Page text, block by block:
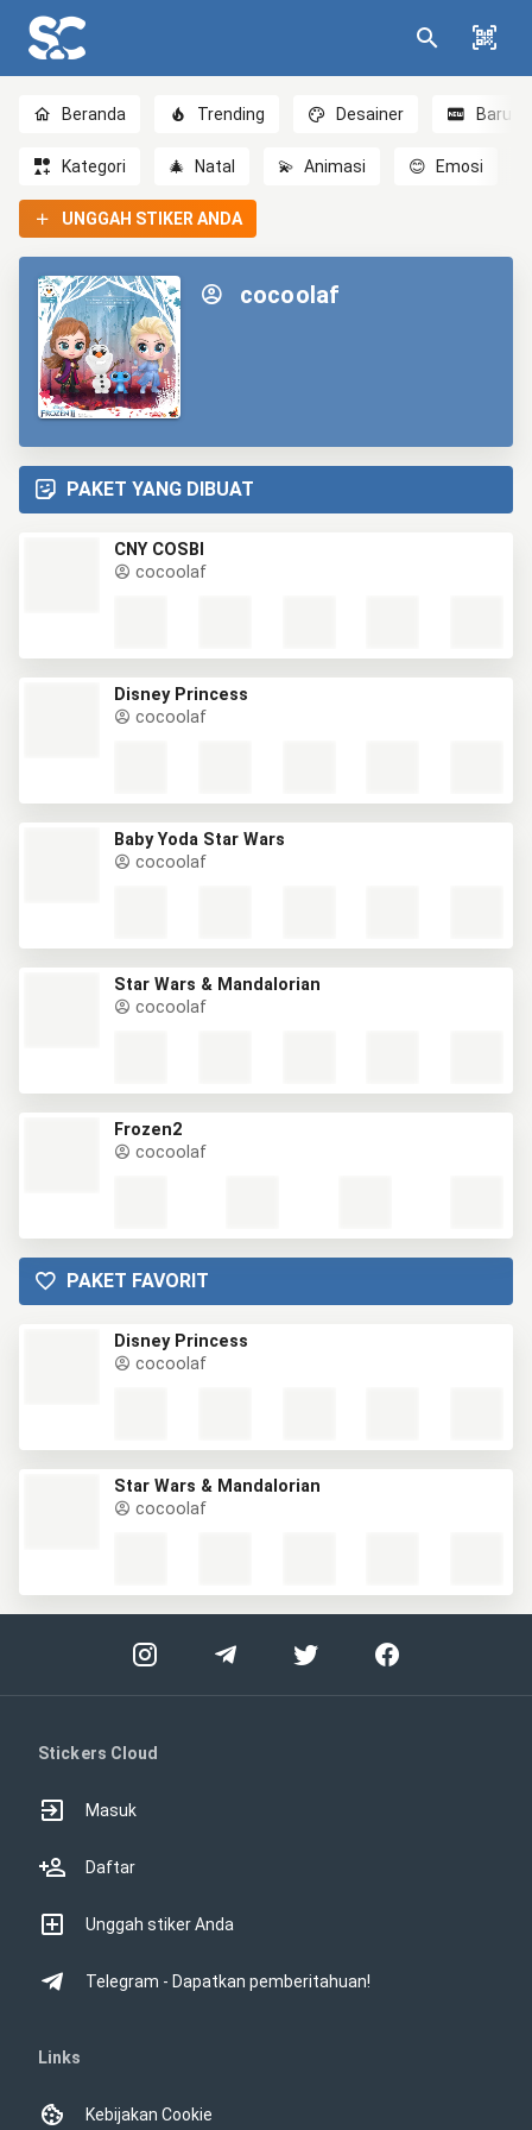
Beranda Trending Desainer Baru
Kategori 🎄 Natal 💫 Animasi 😊 Emosi
UNGGAH STIKER ANDA
cocoolaf
PAKET YANG DIBUAT
CNY COSBI
cocoolaf
Disney Princess
cocoolaf
Baby Yoda Star Wars
cocoolaf
Star Wars & Mandalorian
cocoolaf
Frozen2
cocoolaf
PAKET FAVORIT
Disney Princess
cocoolaf
Star Wars & Mandalorian
cocoolaf
Stickers Cloud
Masuk
Daftar
Unggah stiker Anda
Telegram - Dapatkan pemberitahuan!
Links
Kebijakan Cookie